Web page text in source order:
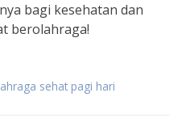
bagi kesehatan dan
berolahraga!
sehat pagi hari